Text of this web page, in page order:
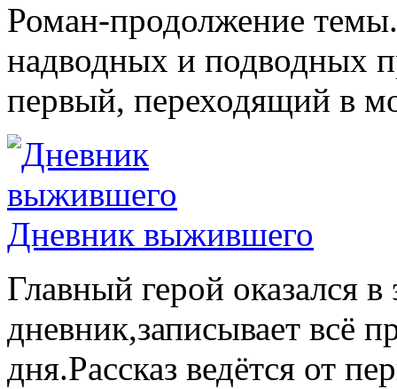
Роман-продолжение
надводных и подводных
первый, переходящий в
Дневник выжившего
Главный герой оказался
дневник,записывает всё
дня.Рассказ ведётся от